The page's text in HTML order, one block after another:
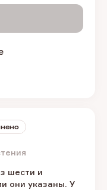
шести и
они указаны. У